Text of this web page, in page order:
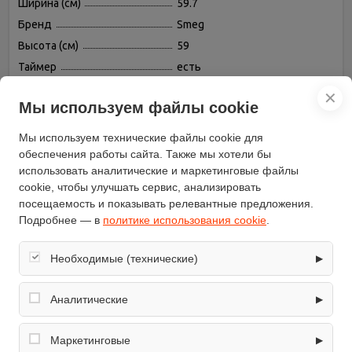
Ширина (см)
59.7
Бренд
Smeg
Высота (см)
59
Таймер
есть
Защитное отключение
есть
Конвекция
есть
Гриль
есть
Часы
электронные
Режимов нагрева
Вертел
есть
Дверца духовки
откидная
Подсветка камеры
Вентилятор охлаждения
есть
Тип духовки
✕
Мы используем файлы cookie
Мы используем технические файлы cookie для
обеспечения работы сайта. Также мы хотели бы
использовать аналитические и маркетинговые файлы
cookie, чтобы улучшать сервис, анализировать
посещаемость и показывать релевантные предложения.
Подробнее — в политике использования cookie
Необходимые (технические) ▶
Обеспечивают корректную работу сайта: оформление
заказа, корзина, вход в личный кабинет. Без них основные
Аналитические ▶
Собирают обезличенную информацию о посещениях и
использовании сайта (например, счётчики аналитики),
Маркетинговые ▶